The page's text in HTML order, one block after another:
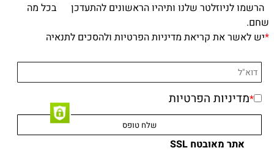
הרשמו לניוזלטר שלנו ותיהיו הראשונים להתעדכן בכל מה
שחם.
*יש לאשר את קריאת מדיניות הפרטיות ולהסכים לתנאיה
*מדיניות הפרטיות
אתר מאובטח SSL